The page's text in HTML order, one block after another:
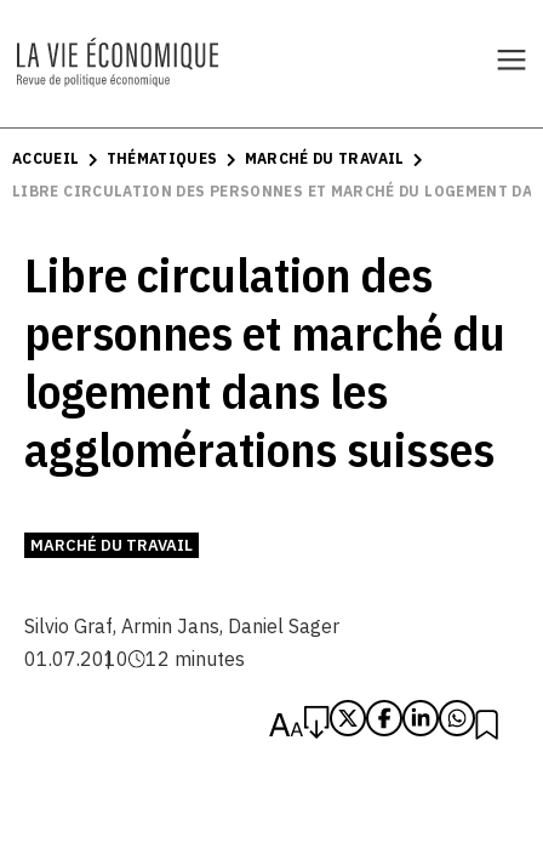
ACCUEIL THÉMATIQUES
MARCHÉ DU TRAVAIL
LIBRE CIRCULATION DES PERSONNES ET MARCHÉ DU LOGEMENT
Libre circulation des
personnes et marché du
logement dans les
agglomérations suisses
MARCHÉ DU TRAVAIL
Silvio Graf, Armin Jans, Daniel Sager
01.07.2010
12 minutes